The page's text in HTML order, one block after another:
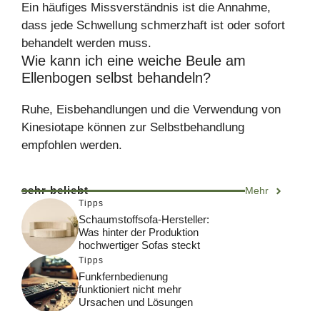
Ein häufiges Missverständnis ist die Annahme,
dass jede Schwellung schmerzhaft ist oder sofort
behandelt werden muss.
Wie kann ich eine weiche Beule am
Ellenbogen selbst behandeln?
Ruhe, Eisbehandlungen und die Verwendung von
Kinesiotape können zur Selbstbehandlung
empfohlen werden.
sehr beliebt Mehr
Tipps
Schaumstoffsofa-Hersteller:
Was hinter der Produktion
hochwertiger Sofas steckt
Tipps
Funkfernbedienung
funktioniert nicht mehr
Ursachen und Lösungen